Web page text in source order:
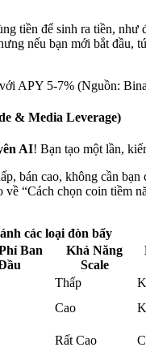
tiền để sinh ra tiền, như
nếu bạn mới bắt đầu,
APY 5-7% (Nguồn:
& Media Leverage)
AI! Bạn tạo một lần,
bán cao, không cần bạn
về “Cách chọn coin tiềm
các loại đòn bẩy
Ban
Khả Năng
Scale
Thấp
Cao
Rất Cao